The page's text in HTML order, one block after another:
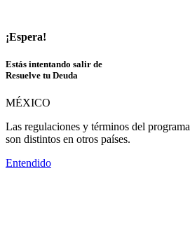
¡Espera!
Estás intentando salir de
Resuelve tu Deuda
MÉXICO
Las regulaciones y términos del programa
son distintos en otros países.
Entendido